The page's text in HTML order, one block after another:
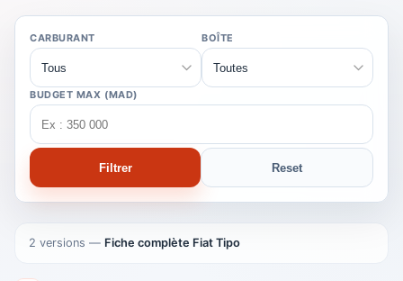
CARBURANT BOÎTE
BUDGET MAX (MAD)
Filtrer Reset
2 versions — Fiche complète Fiat Tipo